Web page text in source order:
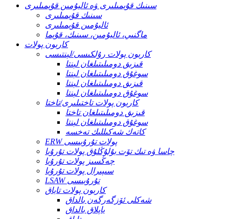
سىنىك قۇيمىلىرى ۋە ئاليۇمىن قۇيمىلىرى
سىنىك قۇيمىلىرى
ئاليۇمىن قۇيمىلىرى
ماگنىي، ئاليۇمىن، سىنىك، قۇيما
كاربون پولات
كاربون پولات رۇلكىسى/لېنتىسى
قىزىق دومىلىتىلغان لېنتا
سوغۇق دومىلىتىلغان لېنتا
قىزىق دومىلىتىلغان لېنتا
سوغۇق دومىلىتىلغان لېنتا
كاربون پولات تاختىلىرى/تاختا
قىزىق دومىلىتىلغان تاختا
سوغۇق دومىلىتىلغان لېنتا
كاتەك شەكىللىك تەخسە
ERW پولات تۇرۇبىسى
چاسا ۋە تىك تۆت بۇلۇڭلۇق پولات تۇرۇبا
چەڭسىز پولات تۇرۇبا
سىپىرال پولات تۇرۇبا
LSAW تۇرۇبىسى
كاربون پولات تاياق
شەكلى ئۆزگەرگەن بالداق
ياپلاق بالداق